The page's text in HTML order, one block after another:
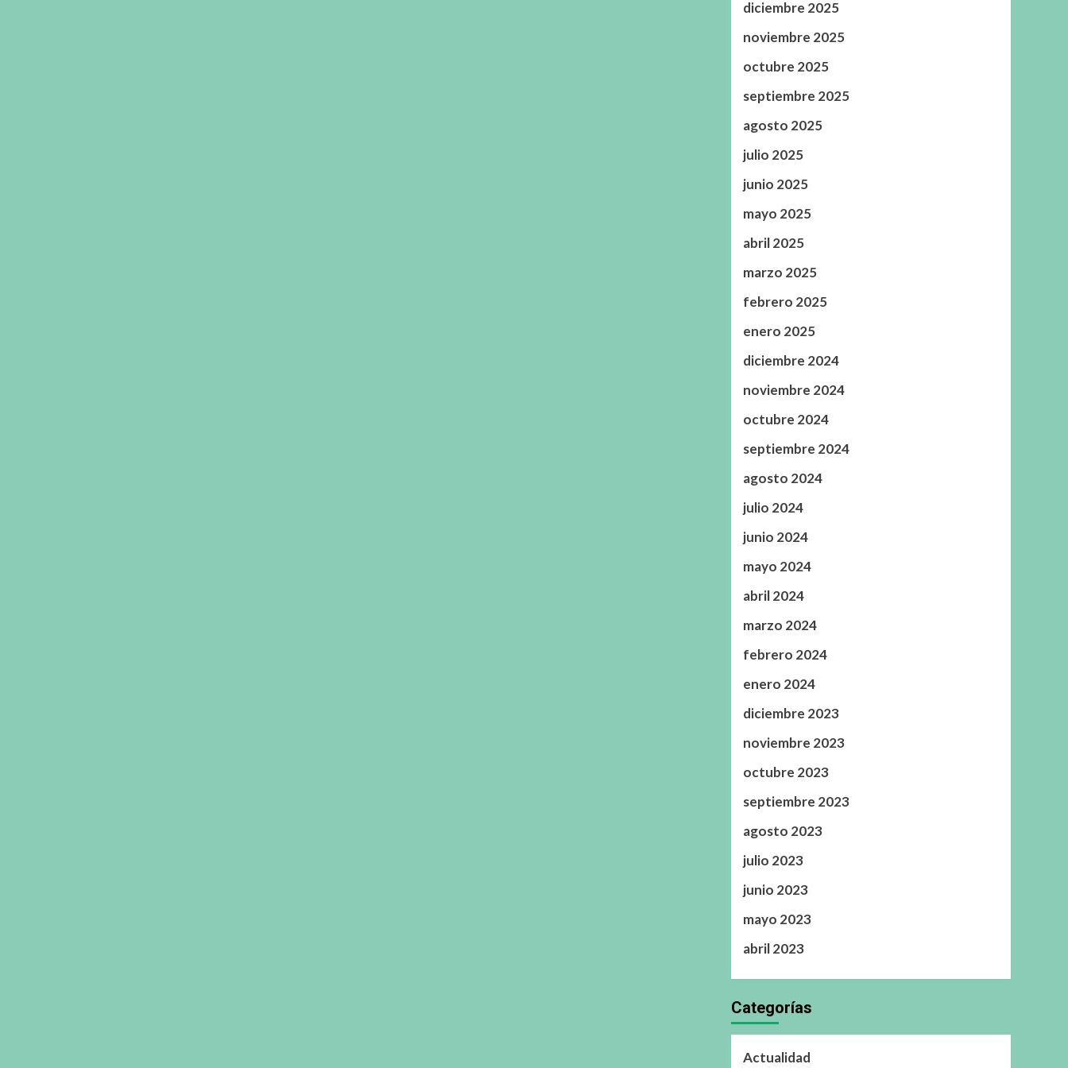
diciembre 2025
noviembre 2025
octubre 2025
septiembre 2025
agosto 2025
julio 2025
junio 2025
mayo 2025
abril 2025
marzo 2025
febrero 2025
enero 2025
diciembre 2024
noviembre 2024
octubre 2024
septiembre 2024
agosto 2024
julio 2024
junio 2024
mayo 2024
abril 2024
marzo 2024
febrero 2024
enero 2024
diciembre 2023
noviembre 2023
octubre 2023
septiembre 2023
agosto 2023
julio 2023
junio 2023
mayo 2023
abril 2023
Categorías
Actualidad